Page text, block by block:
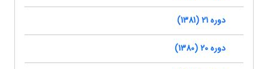
دوره 21 (1381)
دوره 20 (1380)